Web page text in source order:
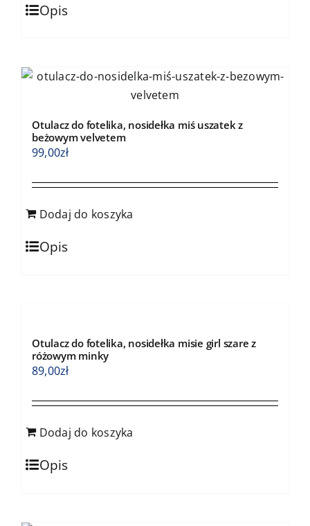
Opis
Otulacz do fotelika, nosidełka miś uszatek z
beżowym velvetem
99,00zł
Dodaj do koszyka
Opis
Otulacz do fotelika, nosidełka misie girl szare z
różowym minky
89,00zł
Dodaj do koszyka
Opis